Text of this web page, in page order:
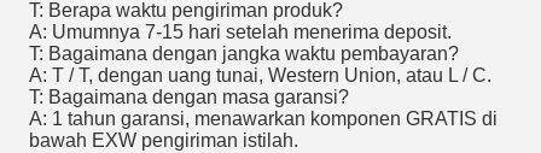
T: Berapa waktu pengiriman produk?
A: Umumnya 7-15 hari setelah menerima deposit.
T: Bagaimana dengan jangka waktu pembayaran?
A: T / T, dengan uang tunai, Western Union, atau L / C.
T: Bagaimana dengan masa garansi?
A: 1 tahun garansi, menawarkan komponen GRATIS di
bawah EXW pengiriman istilah.